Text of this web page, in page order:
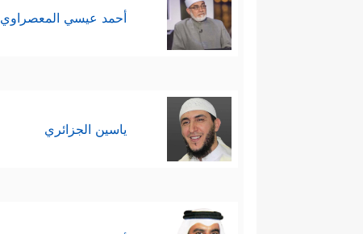
أحمد عيسي المعصراوي
ياسين الجزائري